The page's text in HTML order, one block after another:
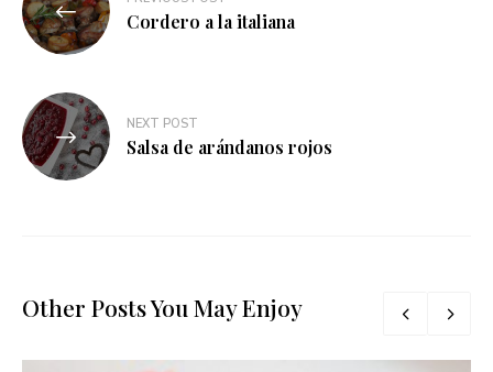
de
entradas
Cordero a la italiana
NEXT POST
Salsa de arándanos rojos
Other Posts You May Enjoy